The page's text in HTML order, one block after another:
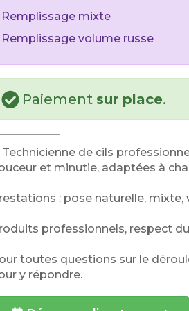
Remplissage mixte
Remplissage volume russe
Paiement sur place.
Technicienne de cils
et minutie, adaptées à
: pose naturelle,
professionnels, respect
toutes questions sur le
y répondre.